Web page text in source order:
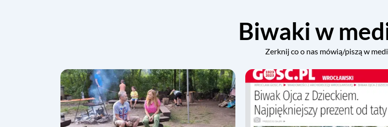
Biwaki w
Zerknij co o nas mówią/piszą w